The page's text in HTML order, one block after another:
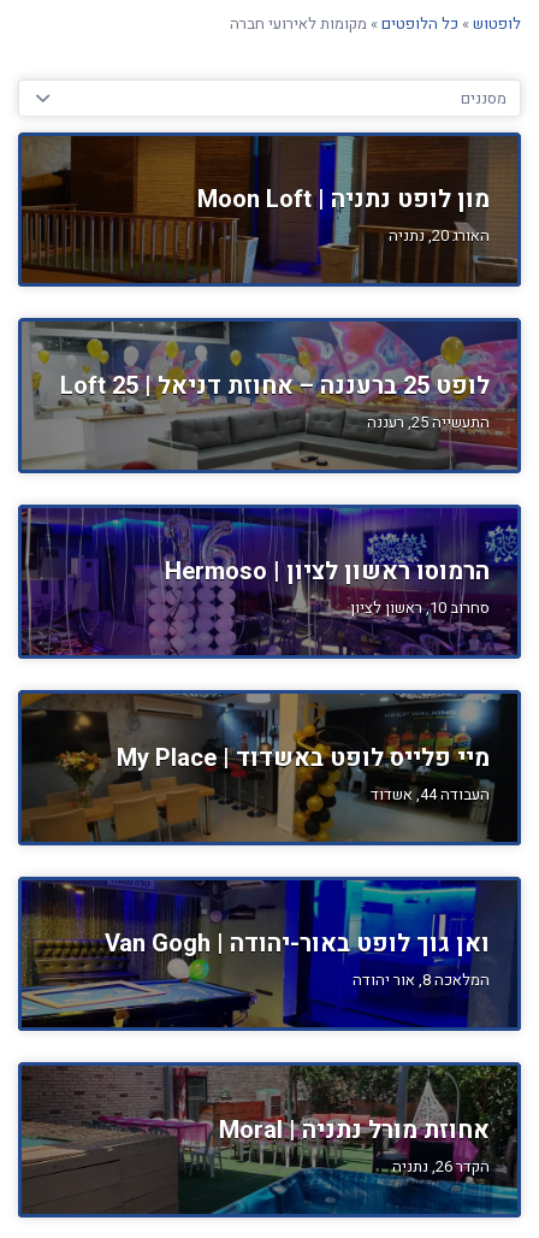
לופטוש» כל הלופטים» מקומות לאירועי חברה
מסננים
מון לופט נתניה | Moon Loft
האורג 20, נתניה
לופט 25 ברעננה – אחוזת דניאל | Loft 25
התעשייה 25, רעננה
הרמוסו ראשון לציון | Hermoso
סחרוב 10, ראשון לציון
מיי פלייס לופט באשדוד | My Place
העבודה 44, אשדוד
ואן גוך לופט באור-יהודה | Van Gogh
המלאכה 8, אור יהודה
אחוזת מורל נתניה | Moral
הקדר 26, נתניה